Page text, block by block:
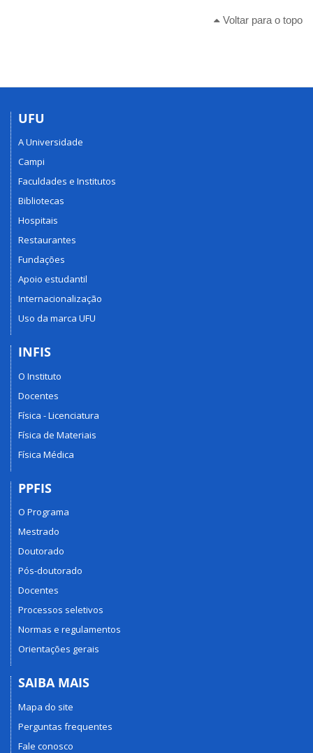
Voltar para o topo
UFU
A Universidade
Campi
Faculdades e Institutos
Bibliotecas
Hospitais
Restaurantes
Fundações
Apoio estudantil
Internacionalização
Uso da marca UFU
INFIS
O Instituto
Docentes
Física - Licenciatura
Física de Materiais
Física Médica
PPFIS
O Programa
Mestrado
Doutorado
Pós-doutorado
Docentes
Processos seletivos
Normas e regulamentos
Orientações gerais
SAIBA MAIS
Mapa do site
Perguntas frequentes
Fale conosco